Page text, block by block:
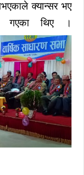
क्यान्सर भए
गएका थिए ।